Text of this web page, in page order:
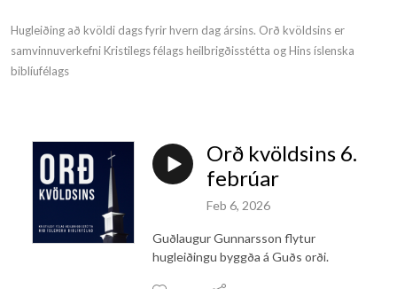
Hugleiðing að kvöldi dags fyrir hvern dag ársins. Orð kvöldsins er
samvinnuverkefni Kristilegs félags heilbrigðisstétta og Hins íslenska
biblíufélags
Orð kvöldsins 6.
febrúar
Feb 6, 2026
Guðlaugur Gunnarsson flytur
hugleiðingu byggða á Guðs orði.